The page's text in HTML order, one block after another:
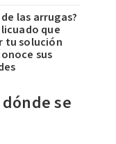
de las arrugas?
licuado que
tu solución
sus
se